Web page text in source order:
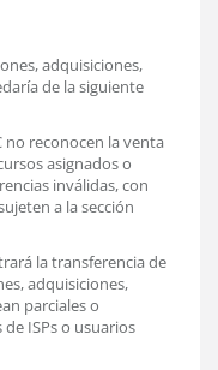
adquisiciones,
de la siguiente
no reconocen la venta
asignados o
inválidas, con
a la sección
la transferencia de
adquisiciones,
parciales o
ISPs o usuarios